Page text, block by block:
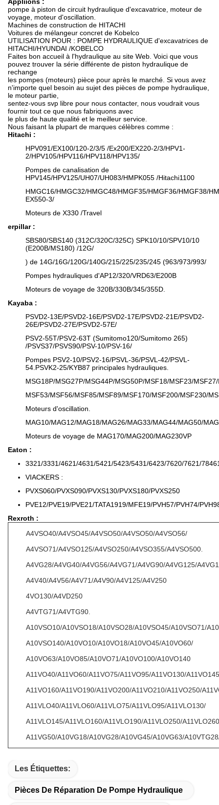
pompe à piston de circuit hydraulique d'excavatrice, moteur de
voyage, moteur d'oscillation.
Machines de construction de HITACHI
Voitures de mélangeur concret de Kobelco
UTILISATION POUR : POMPE HYDRAULIQUE d'excavatrices de
HITACHI/HYUNDAI /KOBELCO
Faites bon accueil à l'hydraulique au site Web. Voici que vous
pouvez trouver la série différente de piston hydraulique de
rechange
les pompes (moteurs) pièce pour après le marché. Si vous avez
n'importe quel besoin au sujet des pièces de pompe hydraulique,
le moteur partie,
sentez-vous svp libre pour nous contacter, nous voudrait vous
fournir tout ce que nous fabriquons avec
le plus de haute qualité et le meilleur service.
Nous faisant la plupart de marques célèbres comme :
Hitachi :
HPV091/EX100/120-2/3/5 /Ex200/EX220-2/3/HPV1-
2/HPV105/HPV116/HPV118/HPV135/
Pompes de canalisation de
HPV145/HPV125/UH07/UH083/HMPK055 /Hitachi1100
HMGC16/HMGC32/HMGC48/HMGF35/HMGF36/HMGF38/
EX550-3/
Moteurs de X330 /Travel
erpillar :
SBS80/SBS140 (312C/320C/325C) SPK10/10/SPV10/10
(E200B/MS180) /12G/
) de 14G/16G/120G/140G/215/225/235/245 (963/973/993/
Pompes hydrauliques d'AP12/320/VRD63/E200B
Moteurs de voyage de 320B/330B/345/355D.
Kayaba :
PSVD2-13E/PSVD2-16E/PSVD2-17E/PSVD2-21E/PSVD2-
26E/PSVD2-27E/PSVD2-57E/
PSV2-55T/PSV2-63T (Sumitomo120/Sumitomo 265)
/PSVS37/PSVS90/PSV-10/PSV-16/
Pompes PSV2-10/PSV2-16/PSVL-36/PSVL-42/PSVL-
54.PSVK2-25/KYB87 principales hydrauliques.
MSG18P/MSG27P/MSG44P/MSG50P/MSF18/MSF23/
MSF53/MSF56/MSF85/MSF89/MSF170/MSF200/MSF230/
Moteurs d'oscillation.
MAG10/MAG12/MAG18/MAG26/MAG33/MAG44/MAG50/
Moteurs de voyage de MAG170/MAG200/MAG230VP
Eaton :
3321/3331/4621/4631/5421/5423/5431/6423/7620/7621/
VIACKERS :
PVXS060/PVXS090/PVXS130/PVXS180/PVXS250
PVE12/PVE19/PVE21/TATA1919/MFE19/PVH57/PVH74/
Rexroth :
A4VSO40/A4VSO45/A4VSO50/A4VSO50/A4VSO56/
A4VSO71/A4VSO125/A4VSO250/A4VSO355/A4VSO500.
A4VG28/A4VG40/A4VG56/A4VG71/A4VG90/A4VG125/
A4V40/A4V56/A4V71/A4V90/A4V125/A4V250
4VO130/A4VD250
A4VTG71/A4VTG90.
A10VSO10/A10VSO18/A10VSO28/A10VSO45/A10VSO71/
A10VSO140/A10VO10/A10VO18/A10VO45/A10VO60/
A10VO63/A10VO85/A10VO71/A10VO100/A10VO140
A11VO40/A11VO60/A11VO75/A11VO95/A11VO130/
A11VO160/A11VO190/A11VO200/A11VO210/A11VO250/
A11VLO40/A11VLO60/A11VLO75/A11VLO95/A11VLO130/
A11VLO145/A11VLO160/A11VLO190/A11VLO250/A11VLO260
A11VG50/A10VG18/A10VG28/A10VG45/A10VG63/
Les Étiquettes:
Pièces De Réparation De Pompe Hydraulique